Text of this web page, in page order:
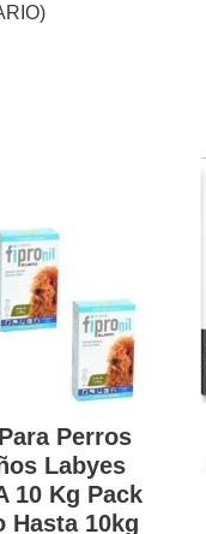
Perros
Labyes
10 Kg Pack
Hasta 10kg